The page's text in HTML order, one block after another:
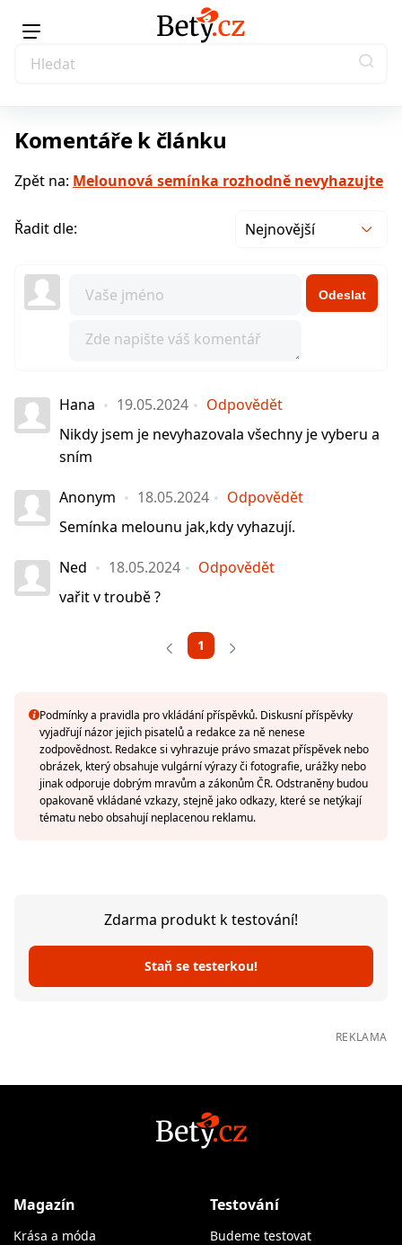
Komentáře k článku
Zpět na: Melounová semínka rozhodně nevyhazujte
Řadit dle: Nejnovější
Odeslat
Hana 19.05.2024
Odpovědět
Nikdy jsem je nevyhazovala všechny je vyberu a
sním
Anonym 18.05.2024
Odpovědět
Semínka melounu jak,kdy vyhazují.
Ned 18.05.2024
Odpovědět
vařit v troubě ?
1
Podmínky a pravidla pro vkládání příspěvků. Diskusní příspěvky
vyjadřují názor jejich pisatelů a redakce za ně nenese
zodpovědnost. Redakce si vyhrazuje právo smazat příspěvek nebo
obrázek, který obsahuje vulgární výrazy či fotografie, urážky nebo
jinak odporuje dobrým mravům a zákonům ČR. Odstraněny budou
opakovaně vkládané vzkazy, stejně jako odkazy, které se netýkají
tématu nebo obsahují neplacenou reklamu.
Zdarma produkt k testování!
Staň se testerkou!
REKLAMA
Magazín
Krása a móda
Testování
Budeme testovat